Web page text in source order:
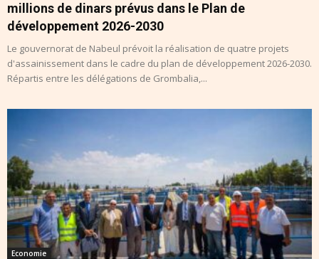
millions de dinars prévus dans le Plan de
développement 2026-2030
Le gouvernorat de Nabeul prévoit la réalisation de quatre projets
d'assainissement dans le cadre du plan de développement 2026-2030.
Répartis entre les délégations de Grombalia,...
Economie